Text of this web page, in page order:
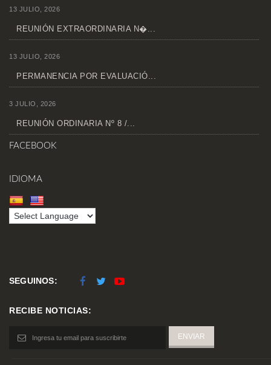
13 JULIO, 2026
REUNIÓN EXTRAORDINARIA N�...
13 JULIO, 2026
PERMANENCIA POR EVALUACIÓ...
3 JULIO, 2026
REUNIÓN ORDINARIA Nº 8 /...
FACEBOOK
IDIOMA
SEGUINOS:
RECIBE NOTICIAS: